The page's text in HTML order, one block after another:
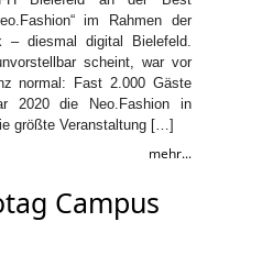
im Rahmen der
– diesmal digital Bielefeld.
scheint, war vor
normal: Fast 2.000 Gäste
2020 die Neo.Fashion in
größte Veranstaltung […]
mehr...
Campus